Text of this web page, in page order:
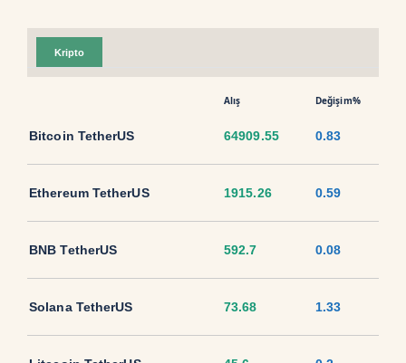
Kripto
Alış Değişim%
Bitcoin TetherUS 64909.55 0.83
Ethereum TetherUS 1915.26 0.59
BNB TetherUS 592.7 0.08
Solana TetherUS 73.68 1.33